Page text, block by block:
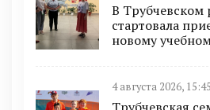
В Трубчевском
стартовала
новому
4 августа 2026, 15:45
Трубчевская